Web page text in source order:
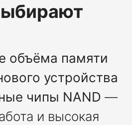
объёма памяти
устройства
чипы NAND —
и высокая